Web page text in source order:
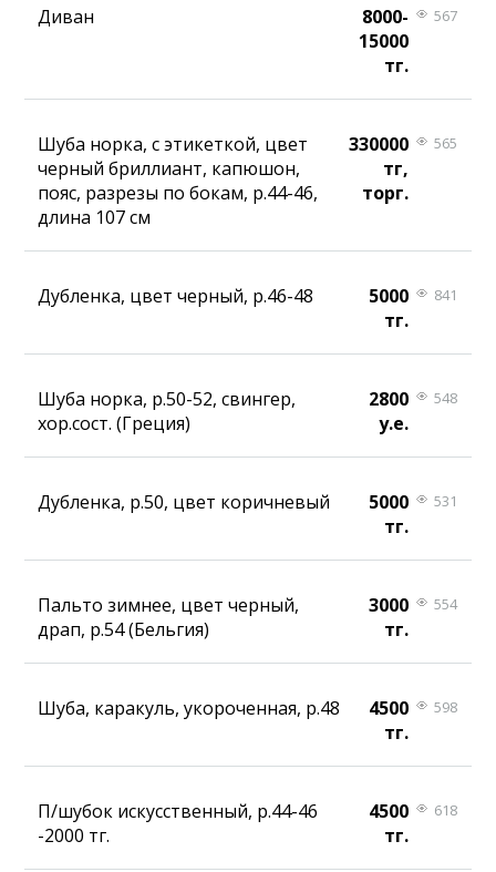
Диван
8000-
15000
тг.
567
Шуба норка, с этикеткой, цвет
черный бриллиант, капюшон,
пояс, разрезы по бокам, р.44-46,
длина 107 см
330000
тг,
торг.
565
Дубленка, цвет черный, р.46-48
5000
тг.
841
Шуба норка, р.50-52, свингер,
хор.сост. (Греция)
2800
у.е.
548
Дубленка, р.50, цвет коричневый
5000
тг.
531
Пальто зимнее, цвет черный,
драп, р.54 (Бельгия)
3000
тг.
554
Шуба, каракуль, укороченная, р.48
4500
тг.
598
П/шубок искусственный, р.44-46
-2000 тг.
4500
тг.
618